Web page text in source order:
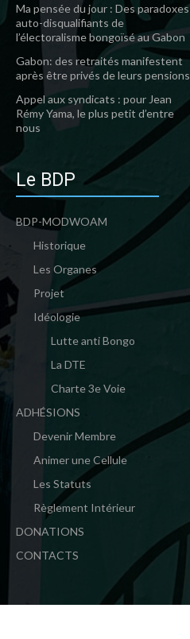
Ma pensée du jour : Des paradoxes
auto-disqualifiants de
l’électoralisme bongoïsé au Gabon
Gabon: des retraités manifestent
après être privés de leurs pensions
Appel aux syndicats : pour Jean
Rémy Yama, le plus petit d’entre
nous
Le BDP
BDP-MODWOAM
Historique
Les Organes
Projet
Idéologie
Lutte anti Bongo
La DTE
Charte 3e Voie
ADHÉSIONS
Devenir Membre
Animer une Cellule
Les Statuts
Règlement Intérieur
DONATIONS
CONTACTS